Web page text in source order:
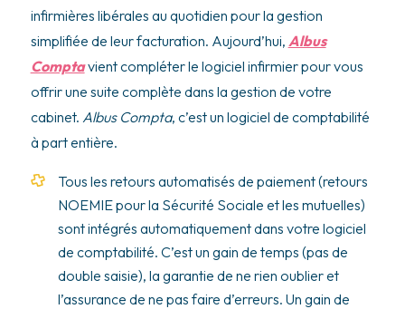
infirmières libérales au quotidien pour la gestion
simplifiée de leur facturation. Aujourd’hui, Albus
Comptavient compléter le logiciel infirmier pour vous
offrir une suite complète dans la gestion de votre
cabinet. Albus Compta, c’est un logiciel de comptabilité
à part entière.
Tous les retours automatisés de paiement (retours
NOEMIE pour la Sécurité Sociale et les mutuelles)
sont intégrés automatiquement dans votre logiciel
de comptabilité. C’est un gain de temps (pas de
double saisie), la garantie de ne rien oublier et
l’assurance de ne pas faire d’erreurs. Un gain de